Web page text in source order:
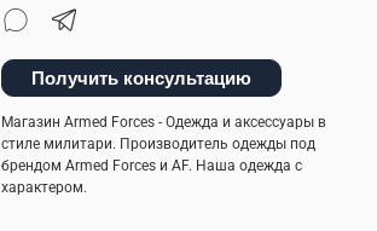
Получить консультацию
Магазин Armed Forces - Одежда и аксессуары в
стиле милитари. Производитель одежды под
брендом Armed Forces и AF. Наша одежда с
характером.